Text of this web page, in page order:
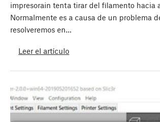
impresorain tenta tirar del filamento hacia
Normalmente es a causa de un problema
resolveremos en…
Leer el artículo